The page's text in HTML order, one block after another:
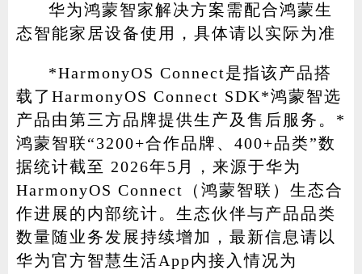
华为鸿蒙智家解决方案需配合鸿蒙生
态智能家居设备使用，具体请以实际为准
*HarmonyOS Connect是指该产品搭
载了HarmonyOS Connect SDK*鸿蒙智选
产品由第三方品牌提供生产及售后服务。*
鸿蒙智联“3200+合作品牌、400+品类”数
据统计截至 2026年5月，来源于华为
HarmonyOS Connect（鸿蒙智联）生态合
作进展的内部统计。生态伙伴与产品品类
数量随业务发展持续增加，最新信息请以
华为官方智慧生活App内接入情况为